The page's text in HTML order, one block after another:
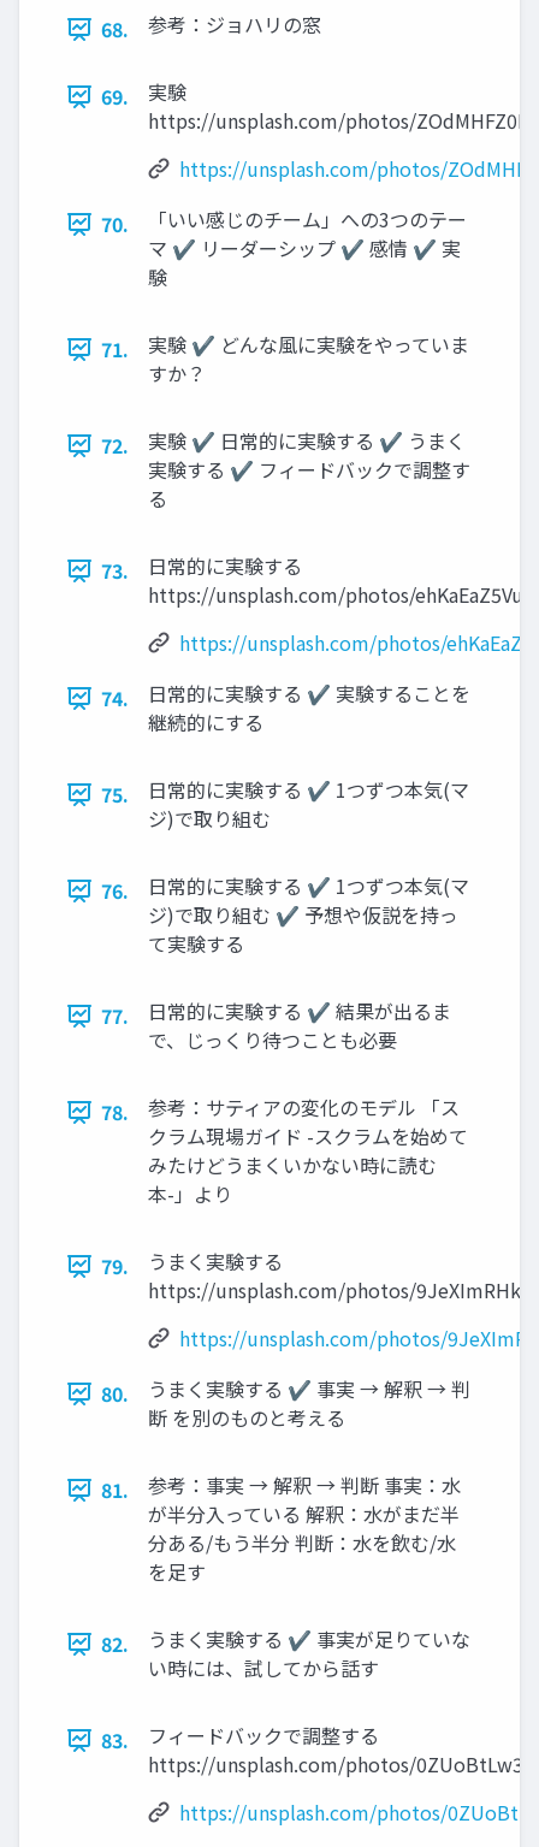
68. 参考：ジョハリの窓
69.
実験
https://unsplash.com/photos/
https://unsplash.com/photos/
70.
「いい感じのチーム」への3つのテー
マ ✔ リーダーシップ ✔ 感情 ✔ 実
験
71.
実験 ✔ どんな風に実験をやっていま
すか？
72.
実験 ✔ 日常的に実験する ✔ うまく
実験する ✔ フィードバックで調整す
る
73.
日常的に実験する
https://unsplash.com/photos/ehKaEaZ5VuU
https://unsplash.com/photos/
74.
日常的に実験する ✔ 実験することを
継続的にする
75.
日常的に実験する ✔ 1つずつ本気(マ
ジ)で取り組む
76.
日常的に実験する ✔ 1つずつ本気(マ
ジ)で取り組む ✔ 予想や仮説を持っ
て実験する
77.
日常的に実験する ✔ 結果が出るま
で、じっくり待つことも必要
78.
参考：サティアの変化のモデル 「ス
クラム現場ガイド -スクラムを始めて
みたけどうまくいかない時に読む
本-」より
79.
うまく実験する
https://unsplash.com/photos/9JeXImRHkl4
https://unsplash.com/photos/
80.
うまく実験する ✔ 事実 → 解釈 → 判
断 を別のものと考える
81.
参考：事実 → 解釈 → 判断 事実：水
が半分入っている 解釈：水がまだ半
分ある/もう半分 判断：水を飲む/水
を足す
82.
うまく実験する ✔ 事実が足りていな
い時には、試してから話す
83.
フィードバックで調整する
https://unsplash.com/photos/
https://unsplash.com/photos/